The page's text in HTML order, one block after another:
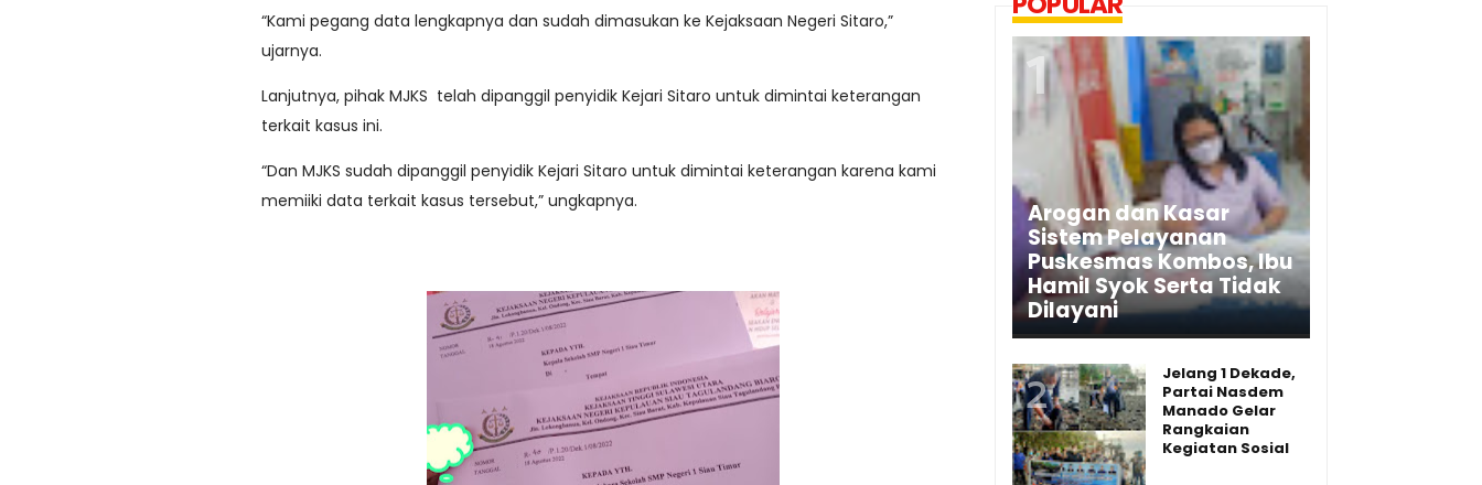
“Kami pegang data lengkapnya dan sudah dimasukan ke Kejaksaan Negeri Sitaro,”
ujarnya.
Lanjutnya, pihak MJKS telah dipanggil penyidik Kejari Sitaro untuk dimintai keterangan
terkait kasus ini.
“Dan MJKS sudah dipanggil penyidik Kejari Sitaro untuk dimintai keterangan karena kami
memiiki data terkait kasus tersebut,” ungkapnya.
Arogan dan Kasar
Sistem Pelayanan
Puskesmas Kombos, Ibu
Hamil Syok Serta Tidak
Dilayani
Jelang 1 Dekade,
Partai Nasdem
Manado Gelar
Rangkaian
Kegiatan Sosial